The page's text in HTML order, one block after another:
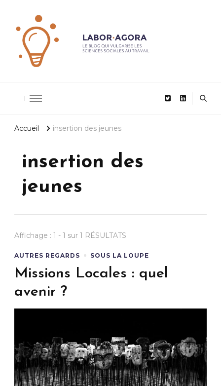
Accueil insertion des jeunes
insertion des
jeunes
Affichage : 1 - 1 sur 1 RÉSULTATS
AUTRES REGARDS SOUS LA LOUPE
Missions Locales : quel
avenir ?